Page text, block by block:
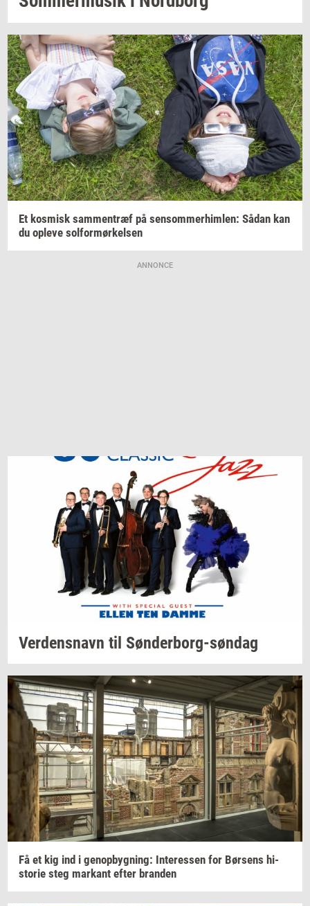
Et kos­misk sam­men­træf på sen­som­mer­him­len: Sådan kan
du op­le­ve sol­for­mør­kel­sen
ANNONCE
Ver­dens­navn til Sønderborg-​søndag
Få et kig ind i genop­byg­ning: In­ter­es­sen for Bør­sens hi­
sto­rie steg mar­kant efter bran­den